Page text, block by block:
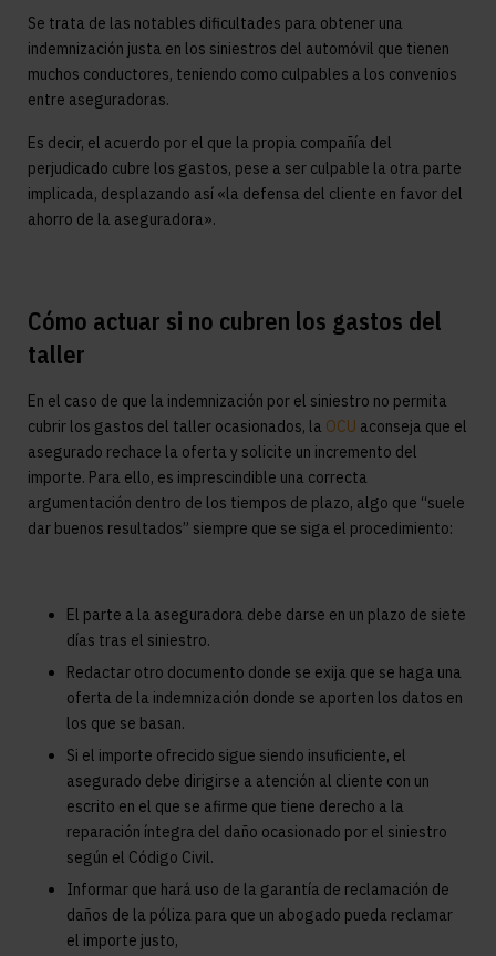
Se trata de las notables dificultades para obtener una
indemnización justa en los siniestros del automóvil que tienen
muchos conductores, teniendo como culpables a los convenios
entre aseguradoras.
Es decir, el acuerdo por el que la propia compañía del
perjudicado cubre los gastos, pese a ser culpable la otra parte
implicada, desplazando así «la defensa del cliente en favor del
ahorro de la aseguradora».
Cómo actuar si no cubren los gastos del
taller
En el caso de que la indemnización por el siniestro no permita
cubrir los gastos del taller ocasionados, la OCU aconseja que el
asegurado rechace la oferta y solicite un incremento del
importe. Para ello, es imprescindible una correcta
argumentación dentro de los tiempos de plazo, algo que “suele
dar buenos resultados” siempre que se siga el procedimiento:
El parte a la aseguradora debe darse en un plazo de siete
días tras el siniestro.
Redactar otro documento donde se exija que se haga una
oferta de la indemnización donde se aporten los datos en
los que se basan.
Si el importe ofrecido sigue siendo insuficiente, el
asegurado debe dirigirse a atención al cliente con un
escrito en el que se afirme que tiene derecho a la
reparación íntegra del daño ocasionado por el siniestro
según el Código Civil.
Informar que hará uso de la garantía de reclamación de
daños de la póliza para que un abogado pueda reclamar
el importe justo,